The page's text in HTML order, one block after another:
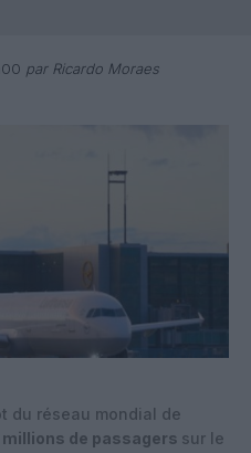
par Ricardo Moraes
du réseau mondial de
millions de passagers sur le